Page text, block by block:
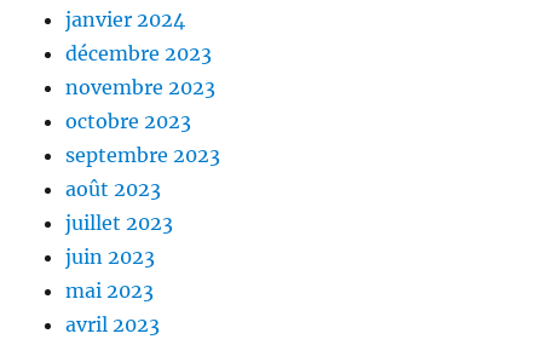
janvier 2024
décembre 2023
novembre 2023
octobre 2023
septembre 2023
août 2023
juillet 2023
juin 2023
mai 2023
avril 2023